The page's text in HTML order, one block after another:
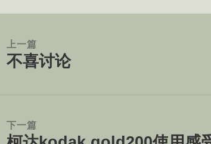
上一篇
上
不喜讨论
下一篇
下